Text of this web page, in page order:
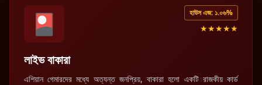
🎴 হাউস এজ: ১.০৬%
★★★★★
লাইভ বাকারা
এশিয়ান গেমারদের মধ্যে অত্যন্ত জনপ্রিয়, বাকারা হলো একটি রাজকীয় কার্ড